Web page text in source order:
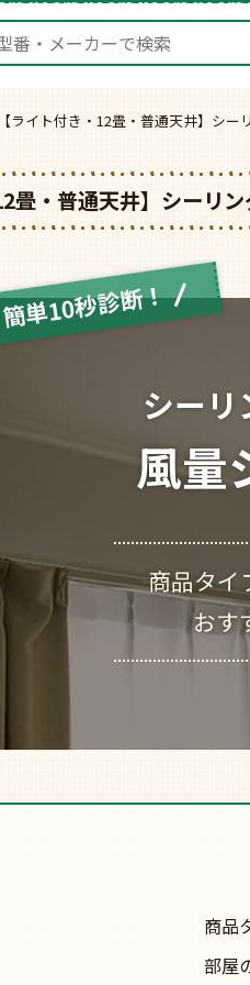
【ライト付き・12畳・普通天井】シ
畳・普通天井】シーリ
簡単10秒診断！
シーリ
風量
商品タイ
おす
商品
部屋